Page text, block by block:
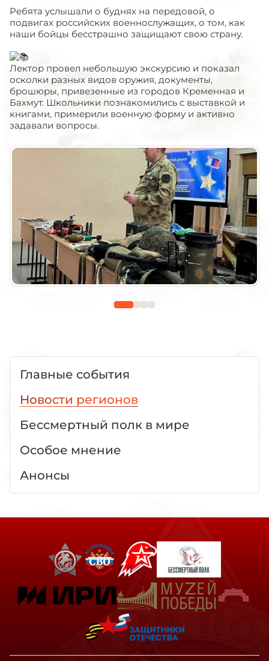
Ребята услышали о буднях на передовой, о
подвигах российских военнослужащих, о том, как
наши бойцы бесстрашно защищают свою страну.
Лектор провел небольшую экскурсию и показал
осколки разных видов оружия, документы,
брошюры, привезенные из городов Кременная и
Бахмут. Школьники познакомились с выставкой и
книгами, примерили военную форму и активно
задавали вопросы.
Главные события
Новости регионов
Бессмертный полк в мире
Особое мнение
Анонсы